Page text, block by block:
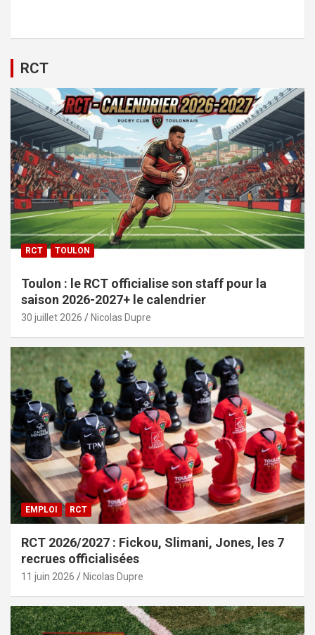
RCT
RCT TOULON
Toulon : le RCT officialise son staff pour la
saison 2026-2027+ le calendrier
30 juillet 2026 Nicolas Dupre
EMPLOI RCT
RCT 2026/2027 : Fickou, Slimani, Jones, les 7
recrues officialisées
11 juin 2026 Nicolas Dupre